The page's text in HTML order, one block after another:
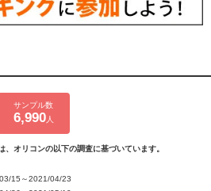
サンプル数
6,990人
、オリコンの以下の調査に基づいています。
15～2021/04/23